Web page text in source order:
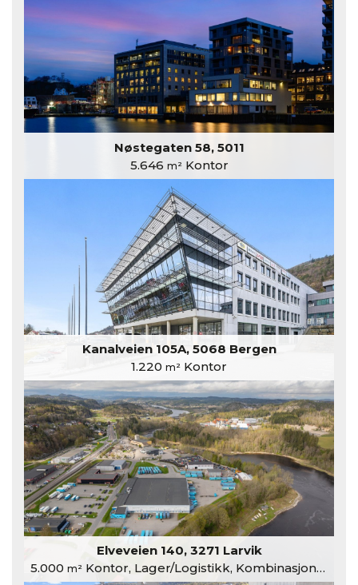
Nøstegaten 58, 5011
5.646 m²Kontor
Kanalveien 105A, 5068 Bergen
1.220 m² Kontor
Elveveien 140, 3271 Larvik
5.000 m²Kontor, Lager/Logistikk, Kombinasjonslokaler